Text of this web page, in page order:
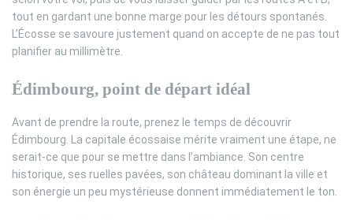
tout en gardant une bonne marge pour les détours spontanés.
L’Écosse se savoure justement quand on accepte de ne pas tout
planifier au millimètre.
Édimbourg, point de départ idéal
Avant de prendre la route, prenez le temps de découvrir
Édimbourg. La capitale écossaise mérite vraiment une étape, ne
serait-ce que pour se mettre dans l’ambiance. Son centre
historique, ses ruelles pavées, son château dominant la ville et
son énergie un peu mystérieuse donnent immédiatement le ton.